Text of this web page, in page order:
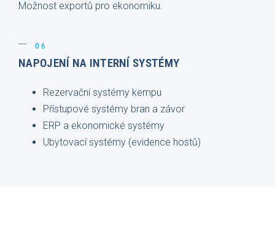
Možnost exportů pro ekonomiku.
06
NAPOJENÍ NA INTERNÍ SYSTÉMY
Rezervační systémy kempu
Přístupové systémy bran a závor
ERP a ekonomické systémy
Ubytovací systémy (evidence hostů)